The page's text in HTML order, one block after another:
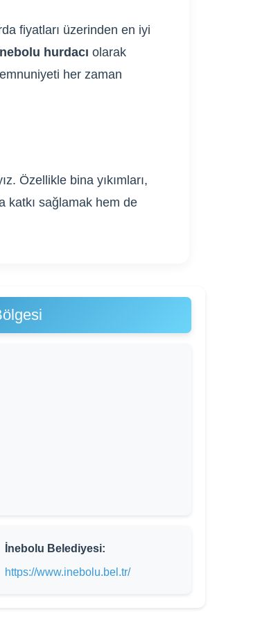
fiyatları üzerinden en iyi
hurdacı olarak
her zaman
Özellikle bina yıkımları,
katkı sağlamak hem de
İnebolu Belediyesi:
https://www.inebolu.bel.tr/